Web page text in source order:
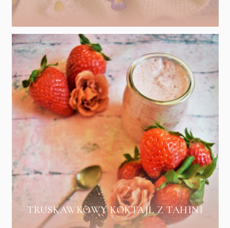
TRUSKAWKOWY KOKTAJL Z TAHINI